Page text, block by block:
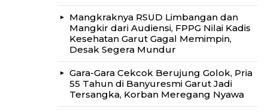
Mangkraknya RSUD Limbangan dan
Mangkir dari Audiensi, FPPG Nilai Kadis
Kesehatan Garut Gagal Memimpin,
Desak Segera Mundur
Gara-Gara Cekcok Berujung Golok, Pria
55 Tahun di Banyuresmi Garut Jadi
Tersangka, Korban Meregang Nyawa